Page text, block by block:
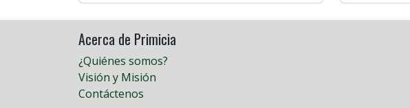
Acerca de Primicia
¿Quiénes somos?
Visión y Misión
Contáctenos